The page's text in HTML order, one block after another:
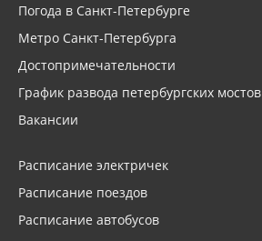
Погода в Санкт-Петербурге
Метро Санкт-Петербурга
Достопримечательности
График развода петербургских мостов
Вакансии
Расписание электричек
Расписание поездов
Расписание автобусов